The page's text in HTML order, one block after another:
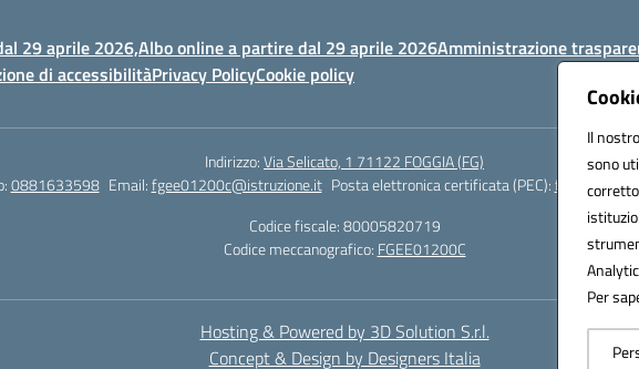
Il
sono
Per
29 aprile 2026,Albo online a partire dal 29 aprile 2026Amministrazione
di accessibilitàPrivacy PolicyCookie policy
Indirizzo:Via Selicato, 1 71122 FOGGIA (FG)
0881633598 Email:fgee01200c@istruzione.it Posta elettronica certificata (PEC):
Codice fiscale: 80005820719
Codice meccanografico: FGEE01200C
Hosting & Powered by 3D Solution S.r.l.
Concept & Design by Designers Italia